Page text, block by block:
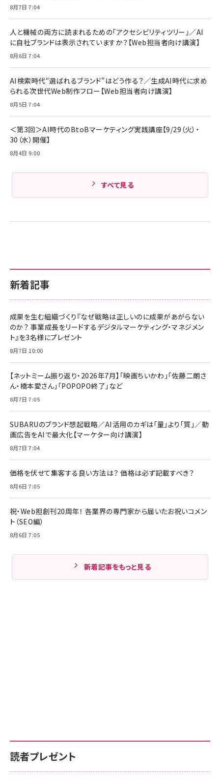
組織の成果を最大化する ルールのデザイン
￥1,980
Amazonランキングをもっと見る
全ワイヤレスイヤホン/アクティブノイズキャンセリ
技術基準適合】ブラック
￥5,990
ケーブル Anker絡まないケーブル 240W 結束バン
ド付き USB PD対応 シリコン素材採用 iPhone
17 / 16 / 15 / Galaxy iPad Pro MacBook
Pro/Air 各種対応 (1.8m ミッドナイトブラック)
￥1,890
サッポロ 生ビール 黒ラベル 350ml 缶 24本 ビー
ル ケース買い【6/30応募〆切! 黒ラベルビヤセラー
￥4,857
新着記事
成果を生む組織づくり『なぜ戦略は正しいのに成果があがらない
のか？ 事業成長をリードするデジタルマーケティング・マネジメン
ト』を3名様にプレゼント
8月7日 10:00
【ネットミーム振り返り・2026年7月】「映画ちいかわ」「佐藤二朗さ
ん・橋本愛さん」「POPOPO終了」など
8月7日 7:05
SUBARUのブランド想起戦略／AI活用のカギは「量」より「質」／動
画広告をAIで最大化【マーケター向け講演】
8月7日 7:04
価格を伏せて集客する良い方法は？ 価格は必ず記載すべき？
8月6日 7:05
祝・Web担創刊20周年！ 各業界の専門家から届いたお祝いコメン
ト（SEO編）
8月6日 7:05
新着記事をもっと見る
読者プレゼント
8月7日 7:04
人と機械の両方に読まれるための「アクセシビリティツリー」／AI
に自社ブランドは表示されていますか？【Web担当者向け講演】
8月6日 7:04
AI検索時代“選ばれるブランド”はどう作る？／生成AI時代に求め
られる次世代Web制作フロー【Web担当者向け講演】
8月5日 7:04
＜第3回＞AI時代のBtoBマーケティング実践講座【9/29（火）・
30（水）開催】
8月4日 9:00
すべて見る